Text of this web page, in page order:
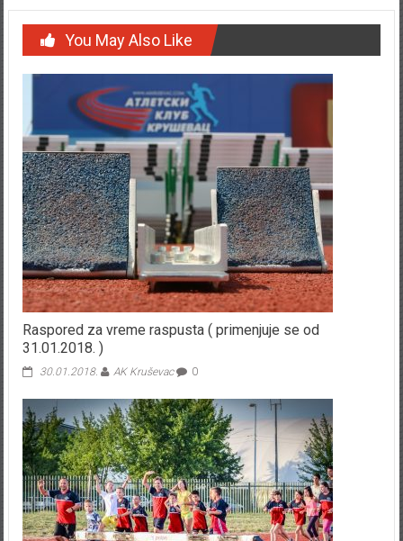
You May Also Like
Raspored za vreme raspusta ( primenjuje se od
31.01.2018. )
30.01.2018. AK Kruševac 0